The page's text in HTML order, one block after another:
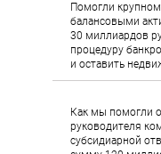
Помогли
балансовыми
30 миллиардов
процедуру
и оставить
Как мы помогли
руководителя
субсидиарной